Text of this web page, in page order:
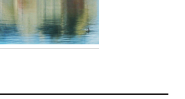
a
l
e